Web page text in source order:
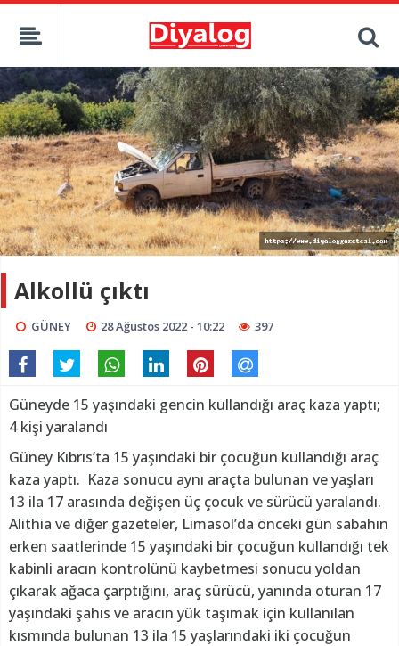
Alkollü çıktı
GÜNEY 28 Ağustos 2022 - 10:22 397
Güneyde 15 yaşındaki gencin kullandığı araç kaza yaptı;
4 kişi yaralandı
Güney Kıbrıs’ta 15 yaşındaki bir çocuğun kullandığı araç
kaza yaptı. Kaza sonucu aynı araçta bulunan ve yaşları
13 ila 17 arasında değişen üç çocuk ve sürücü yaralandı.
Alithia ve diğer gazeteler, Limasol’da önceki gün sabahın
erken saatlerinde 15 yaşındaki bir çocuğun kullandığı tek
kabinli aracın kontrolünü kaybetmesi sonucu yoldan
çıkarak ağaca çarptığını, araç sürücü, yanında oturan 17
yaşındaki şahıs ve aracın yük taşımak için kullanılan
kısmında bulunan 13 ila 15 yaşlarındaki iki çocuğun